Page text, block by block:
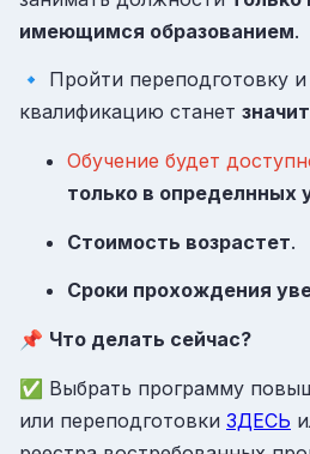
имеющимся образованием.
🔹 Пройти переподготовку
квалификацию станет
Обучение будет
только в определнных
Стоимость возрастет.
Сроки прохождения
📌 Что делать сейчас?
✅ Выбрать программу
или переподготовки ЗДЕСЬ